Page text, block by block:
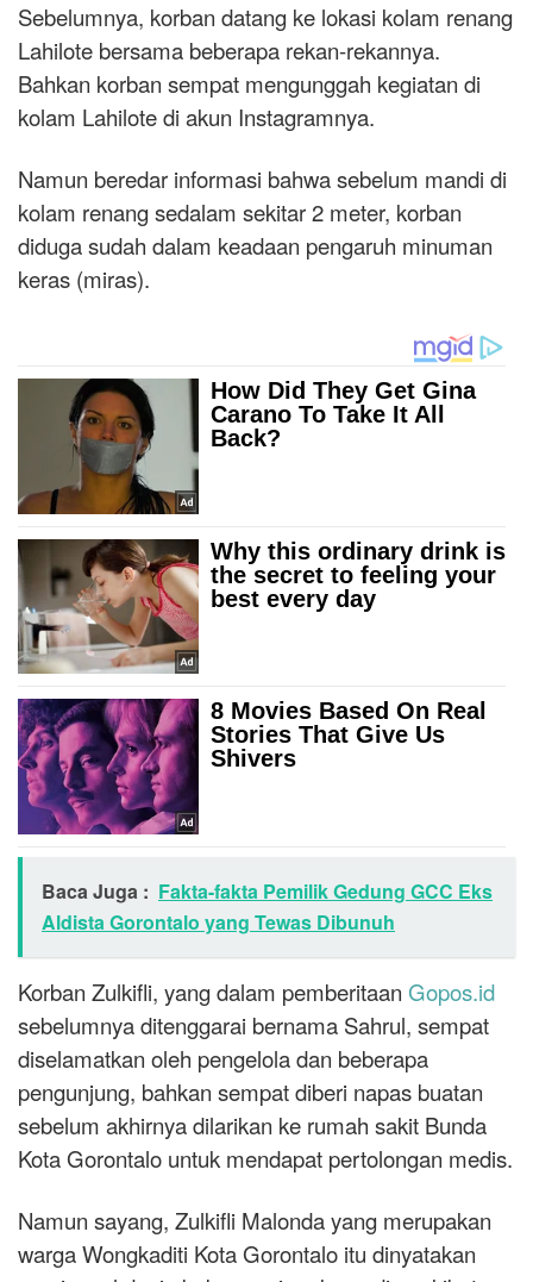
Sebelumnya, korban datang ke lokasi kolam renang
Lahilote bersama beberapa rekan-rekannya.
Bahkan korban sempat mengunggah kegiatan di
kolam Lahilote di akun Instagramnya.
Namun beredar informasi bahwa sebelum mandi di
kolam renang sedalam sekitar 2 meter, korban
diduga sudah dalam keadaan pengaruh minuman
keras (miras).
Baca Juga : Fakta-fakta Pemilik Gedung GCC Eks
Aldista Gorontalo yang Tewas Dibunuh
Korban Zulkifli, yang dalam pemberitaan Gopos.id
sebelumnya ditenggarai bernama Sahrul, sempat
diselamatkan oleh pengelola dan beberapa
pengunjung, bahkan sempat diberi napas buatan
sebelum akhirnya dilarikan ke rumah sakit Bunda
Kota Gorontalo untuk mendapat pertolongan medis.
Namun sayang, Zulkifli Malonda yang merupakan
warga Wongkaditi Kota Gorontalo itu dinyatakan